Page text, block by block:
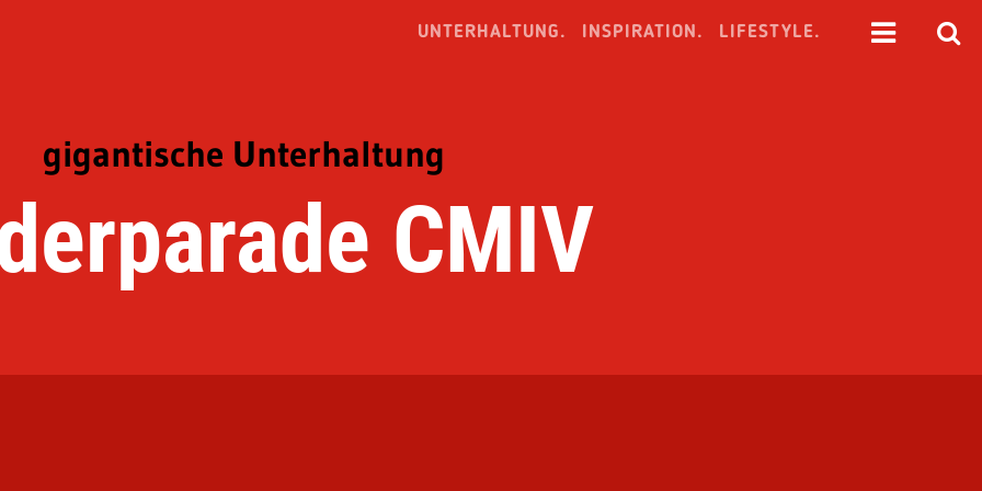
UNTERHALTUNG. INSPIRATION. LIFESTYLE.
gigantische Unterhaltung
CMIV